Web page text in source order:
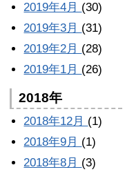
2019年4月 (30)
2019年3月 (31)
2019年2月 (28)
2019年1月 (26)
2018年
2018年12月 (1)
2018年9月 (1)
2018年8月 (3)